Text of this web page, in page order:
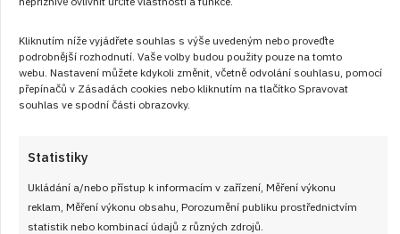
Kliknutím níže vyjádřete souhlas s výše uvedeným nebo proveďte
podrobnější rozhodnutí. Vaše volby budou použity pouze na tomto
webu. Nastavení můžete kdykoli změnit, včetně odvolání souhlasu, pomocí
přepínačů v Zásadách cookies nebo kliknutím na tlačítko Spravovat
souhlas ve spodní části obrazovky.
Statistiky
Ukládání a/nebo přístup k informacím v zařízení, Měření výkonu
reklam, Měření výkonu obsahu, Porozumění publiku prostřednictvím
statistik nebo kombinací údajů z různých zdrojů.
22. 3. 2025
Jídlo, které si zamilujete: Farmářská